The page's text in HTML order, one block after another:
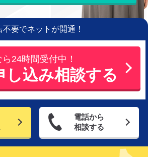
不要でネットが開通！
24時間受付中！
し込み相談する
電話から
相談する